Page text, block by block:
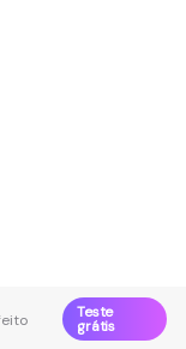
Teste
grátis